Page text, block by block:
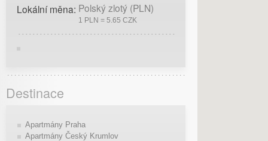
Lokální měna: Polský zlotý (PLN)
1 PLN = 5.65 CZK
Destinace
Apartmány Praha
Apartmány Český Krumlov